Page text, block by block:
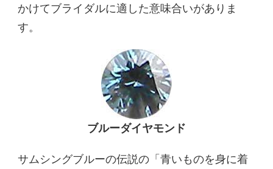
かけてブライダルに適した意味合いがありま
す。
ブルーダイヤモンド
サムシングブルーの伝説の「青いものを身に着